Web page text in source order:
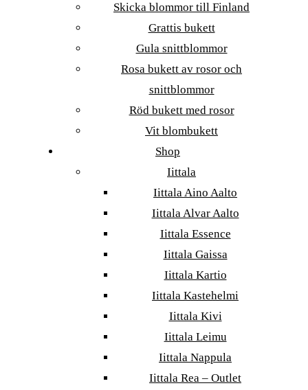
Skicka blommor till Finland
Grattis bukett
Gula snittblommor
Rosa bukett av rosor och
snittblommor
Röd bukett med rosor
Vit blombukett
Shop
Iittala
Iittala Aino Aalto
Iittala Alvar Aalto
Iittala Essence
Iittala Gaissa
Iittala Kartio
Iittala Kastehelmi
Iittala Kivi
Iittala Leimu
Iittala Nappula
Iittala Rea – Outlet